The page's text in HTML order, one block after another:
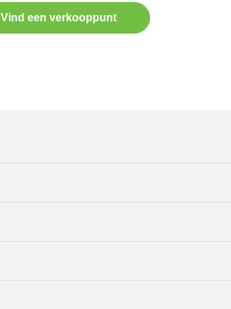
Vind een verkooppunt